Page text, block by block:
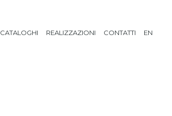
CATALOGHI REALIZZAZIONI CONTATTI EN